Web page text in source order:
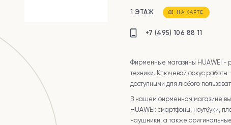
1 ЭТАЖ НА КАРТЕ
+7 (495) 106 88 11
Фирменные магазины HUAWEI -
техники. Ключевой фокус работы
доступными для любого
В нашем фирменном магазине
HUAWEI: смартфоны, ноутбуки,
наушники, а также